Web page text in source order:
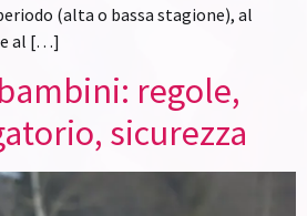
(alta o bassa stagione), al
al […]
regole,
sicurezza